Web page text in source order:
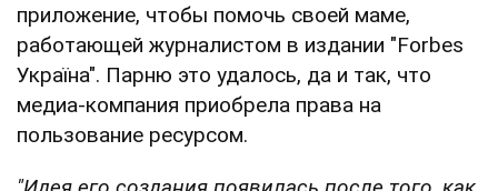
приложение, чтобы помочь своей маме,
работающей журналистом в издании "Forbes
Україна". Парню это удалось, да и так, что
медиа-компания приобрела права на
пользование ресурсом.